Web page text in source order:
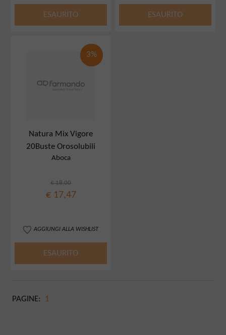
ESAURITO ESAURITO
3%
Natura Mix Vigore
20Buste Orosolubili
Aboca
€ 18,00
€ 17,47
AGGIUNGI ALLA WISHLIST
ESAURITO
PAGINE: 1